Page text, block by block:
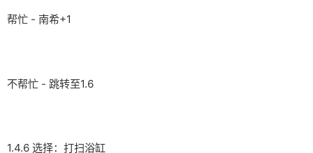
帮忙 - 南希+1
不帮忙 - 跳转至1.6
1.4.6 选择：打扫浴缸